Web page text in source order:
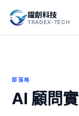
躍創科技
TRADEX-TECH
部落格
AI 顧問